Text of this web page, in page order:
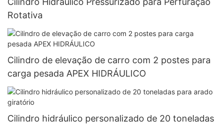
Rotativa
Cilindro de elevação de carro com 2 postes para
carga pesada APEX HIDRÁULICO
Cilindro hidráulico personalizado de 20 toneladas